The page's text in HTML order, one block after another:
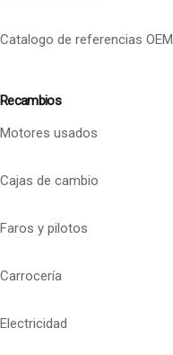
Catalogo de referencias OEM
Recambios
Motores usados
Cajas de cambio
Faros y pilotos
Carrocería
Electricidad